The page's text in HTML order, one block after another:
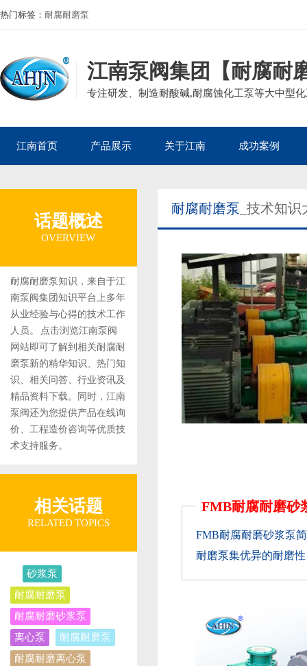
热门标签： 耐腐耐磨泵
江南泵阀集团【耐腐耐
专注研发、制造耐酸碱,耐腐蚀化工泵等大中型
江南首页
集团案例
产品展示
自吸泵
管道泵
液下泵
关于江南
董事长寄语
发展历程
组织架构
成功案例
核电热电案例
生物医药案例
造纸印染案例
矿业冶金案例
电镀废水案例
话题概述
OVERVIEW
耐腐耐磨泵知识，来自于江
南泵阀集团知识平台上多年
从业经验与心得的技术工作
人员。 点击浏览江南泵阀
网站即可了解到相关耐腐耐
磨泵新的精华知识、热门知
识、相关问答、行业资讯及
精品资料下载。同时，江南
泵阀还为您提供产品在线询
价、工程造价咨询等优质技
术支持服务。
相关话题
RELATED TOPICS
砂浆泵
耐腐耐磨泵
耐腐耐磨砂浆泵
离心泵
耐腐耐磨泵
耐腐耐磨离心泵
耐腐耐磨泵 _技术知识
FMB耐腐耐磨砂
FMB耐腐耐磨砂浆泵
耐磨泵集优异的耐磨